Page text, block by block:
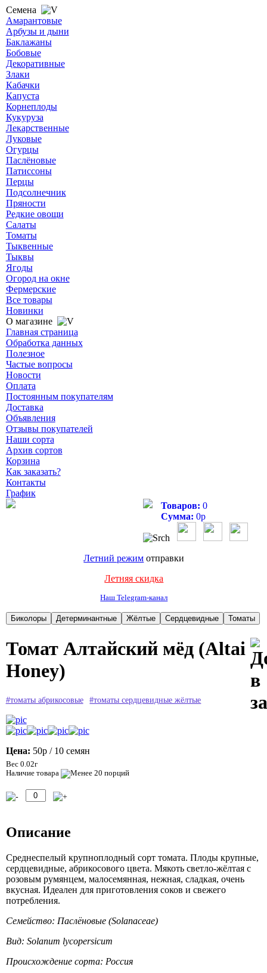
Семена
Амарантовые
Арбузы и дыни
Баклажаны
Бобовые
Декоративные
Злаки
Кабачки
Капуста
Корнеплоды
Кукуруза
Лекарственные
Луковые
Огурцы
Паслёновые
Патиссоны
Перцы
Подсолнечник
Пряности
Редкие овощи
Салаты
Томаты
Тыквенные
Тыквы
Ягоды
Огород на окне
Фермерские
Все товары
Новинки
О магазине
Главная страница
Обработка данных
Полезное
Частые вопросы
Новости
Оплата
Постоянным покупателям
Доставка
Объявления
Отзывы покупателей
Наши сорта
Архив сортов
Корзина
Как заказать?
Контакты
График
Товаров: 0
Сумма: 0р
Летний режим отправки
Летняя скидка
Наш Telegram-канал
Томат Алтайский мёд (Altai
Honey)
#томаты абрикосовые #томаты сердцевидные жёлтые
Цена: 50р / 10 семян
Вес 0.02г
Наличие товара
Описание
Среднеспелый крупноплодный сорт томата. Плоды крупные,
сердцевидные, абрикосового цвета. Мякоть светло-жёлтая с
розовым румянцем, малосемянная, нежная, сладкая, очень
вкусная. Идеален для приготовления соков и свежего
потребления.
Семейство: Паслёновые (Solanaceae)
Вид: Solanum lycopersicum
Происхождение сорта: Россия